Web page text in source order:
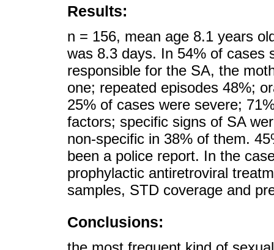
Results:
n = 156, mean age 8.1 years
was 8.3 days. In 54% of cases
responsible for the SA, the
one; repeated episodes 48%;
25% of cases were severe;
factors; specific signs of SA
non-specific in 38% of them.
been a police report. In the
prophylactic antiretroviral
samples, STD coverage and
Conclusions: